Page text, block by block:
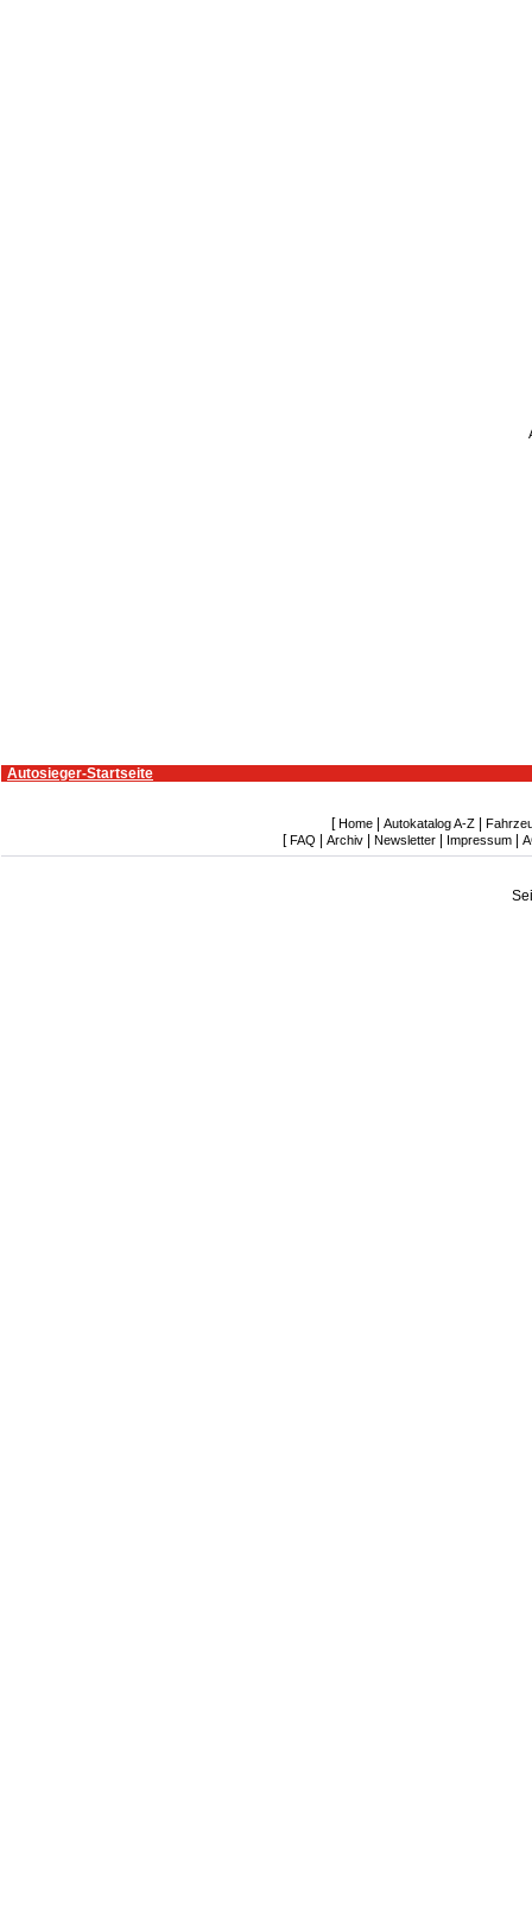
Autosieger-Startseite
[ Home| Autokatalog A-Z|
[ FAQ Archiv Newsletter Impressum